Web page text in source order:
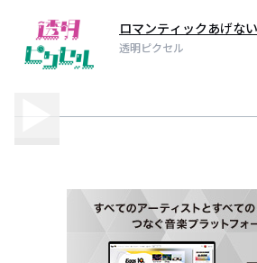
ロマンティックあげない
透明ピクセル